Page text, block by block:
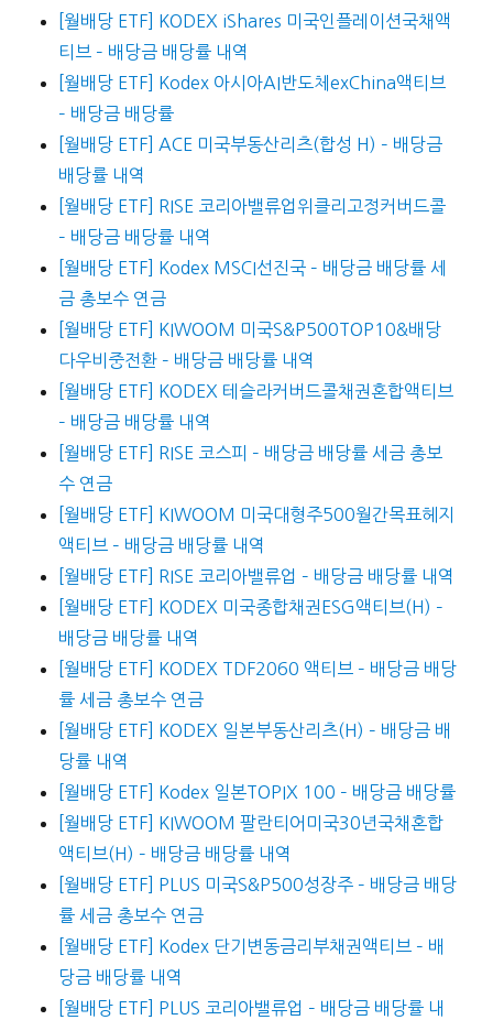
[월배당 ETF] KODEX iShares 미국인플레이션국채액
티브 – 배당금 배당률 내역
[월배당 ETF] Kodex 아시아AI반도체exChina액티브
– 배당금 배당률
[월배당 ETF] ACE 미국부동산리츠(합성 H) – 배당금
배당률 내역
[월배당 ETF] RISE 코리아밸류업위클리고정커버드콜
– 배당금 배당률 내역
[월배당 ETF] Kodex MSCI선진국 – 배당금 배당률 세
금 총보수 연금
[월배당 ETF] KIWOOM 미국S&P500TOP10&배당
다우비중전환 – 배당금 배당률 내역
[월배당 ETF] KODEX 테슬라커버드콜채권혼합액티브
– 배당금 배당률 내역
[월배당 ETF] RISE 코스피 – 배당금 배당률 세금 총보
수 연금
[월배당 ETF] KIWOOM 미국대형주500월간목표헤지
액티브 – 배당금 배당률 내역
[월배당 ETF] RISE 코리아밸류업 – 배당금 배당률 내역
[월배당 ETF] KODEX 미국종합채권ESG액티브(H) –
배당금 배당률 내역
[월배당 ETF] KODEX TDF2060 액티브 – 배당금 배당
률 세금 총보수 연금
[월배당 ETF] KODEX 일본부동산리츠(H) – 배당금 배
당률 내역
[월배당 ETF] Kodex 일본TOPIX 100 – 배당금 배당률
[월배당 ETF] KIWOOM 팔란티어미국30년국채혼합
액티브(H) – 배당금 배당률 내역
[월배당 ETF] PLUS 미국S&P500성장주 – 배당금 배당
률 세금 총보수 연금
[월배당 ETF] Kodex 단기변동금리부채권액티브 – 배
당금 배당률 내역
[월배당 ETF] PLUS 코리아밸류업 – 배당금 배당률 내